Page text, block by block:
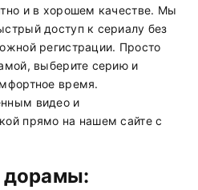
и в хорошем качестве. Мы
доступ к сериалу без
регистрации. Просто
выберите серию и
время.
видео и
прямо на нашем сайте с
дорамы: